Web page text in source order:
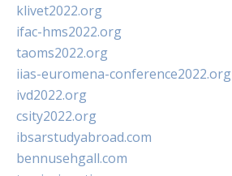
klivet2022.org
ifac-hms2022.org
taoms2022.org
iias-euromena-conference2022.org
ivd2022.org
csity2022.org
ibsarstudyabroad.com
bennusehgall.com